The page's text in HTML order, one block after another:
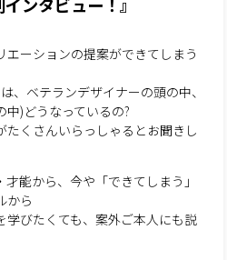
ンタビュー！』
エーションの提案ができてしまう
ベテランデザイナーの頭の中、
)どうなっているの?
たくさんいらっしゃるとお聞きし
能から、今や「できてしまう」
から
学びたくても、案外ご本人にも説